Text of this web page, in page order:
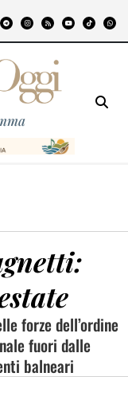
forze dell’ordine
fuori dalle
balneari